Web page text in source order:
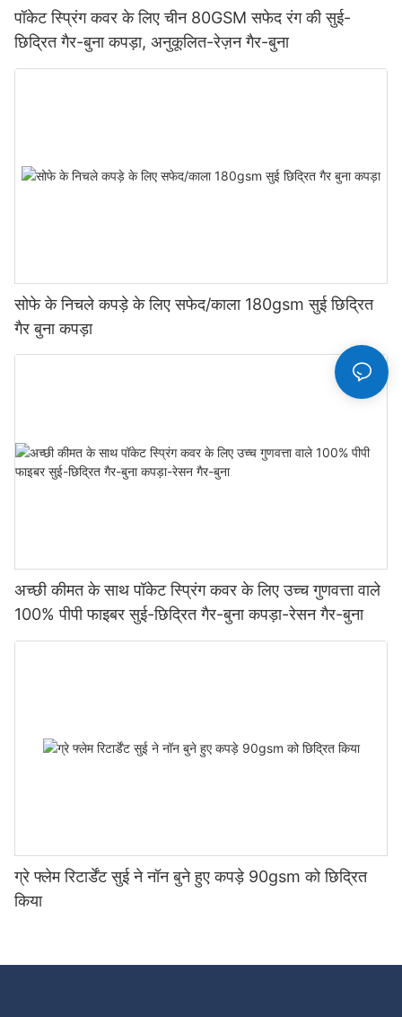
पॉकेट स्प्रिंग कवर के लिए चीन 80GSM सफेद रंग की सुई-
छिद्रित गैर-बुना कपड़ा, अनुकूलित-रेज़न गैर-बुना
सोफे के निचले कपड़े के लिए सफेद/काला 180gsm सुई छिद्रित
गैर बुना कपड़ा
अच्छी कीमत के साथ पॉकेट स्प्रिंग कवर के लिए उच्च गुणवत्ता वाले
100% पीपी फाइबर सुई-छिद्रित गैर-बुना कपड़ा-रेसन गैर-बुना
ग्रे फ्लेम रिटार्डेंट सुई ने नॉन बुने हुए कपड़े 90gsm को छिद्रित
किया